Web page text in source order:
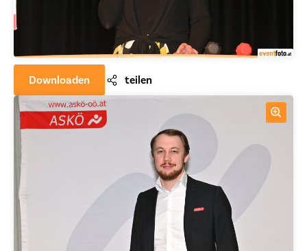
Downloaden teilen